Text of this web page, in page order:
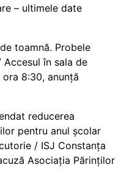
– ultimele date
toamnă. Probele
Accesul în sala de
8:30, anunță
reducerea
pentru anul școlar
/ ISJ Constanța
Asociația Părinților